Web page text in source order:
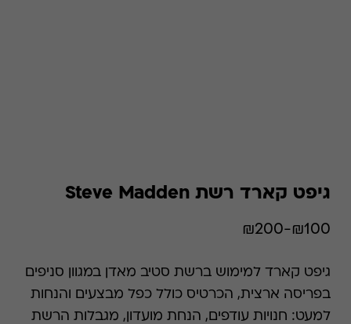
גיפט קארד רשת Steve Madden
₪100-₪200
גיפט קארד למימוש ברשת סטיב מאדן במגוון סניפים
בפריסה ארצית, הכרטיס כולל כפל מבצעים והנחות
למעט: חנויות עודפים, הנחת מועדון, מגבלות הרשת